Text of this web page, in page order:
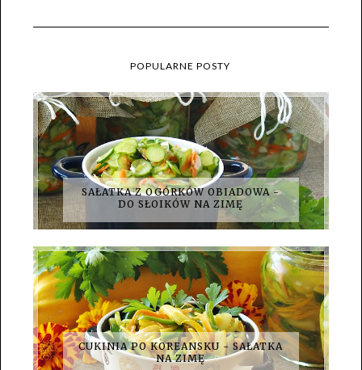
POPULARNE POSTY
SAŁATKA Z OGÓRKÓW OBIADOWA -
DO SŁOIKÓW NA ZIMĘ
CUKINIA PO KOREANSKU - SAŁATKA
NA ZIMĘ